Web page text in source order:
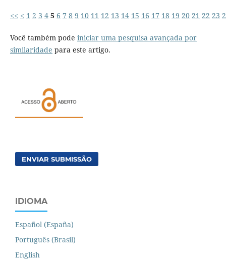
<< < 1 2 3 4 5 6 7 8 9 10 11 12 13 14 15 16 17 18 19 20 21 22 23
Você também pode iniciar uma pesquisa avançada por
similaridade para este artigo.
ENVIAR SUBMISSÃO
IDIOMA
Español (España)
Português (Brasil)
English